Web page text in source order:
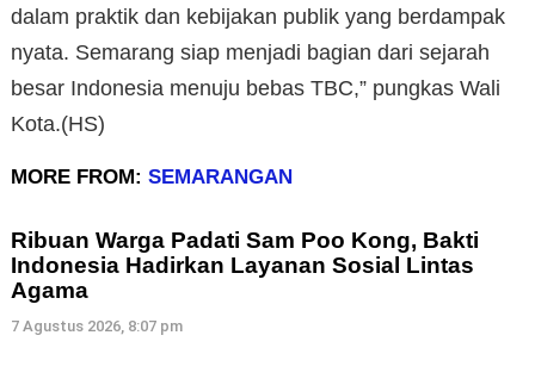
dalam praktik dan kebijakan publik yang berdampak
nyata. Semarang siap menjadi bagian dari sejarah
besar Indonesia menuju bebas TBC,” pungkas Wali
Kota.(HS)
MORE FROM: SEMARANGAN
Ribuan Warga Padati Sam Poo Kong, Bakti
Indonesia Hadirkan Layanan Sosial Lintas
Agama
7 Agustus 2026, 8:07 pm